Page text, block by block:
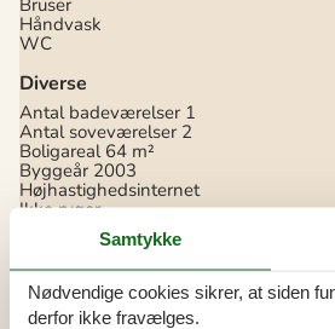
Håndvask
WC
Diverse
Antal badeværelser 1
Antal soveværelser 2
Boligareal 64 m²
Byggeår 2003
Højhastighedsinternet
Ikke ryger
Lukket terrasse
Nationalt tv
Indendørs
Samtykke
Nødvendige cookies sikrer, at siden
derfor ikke fravælges.